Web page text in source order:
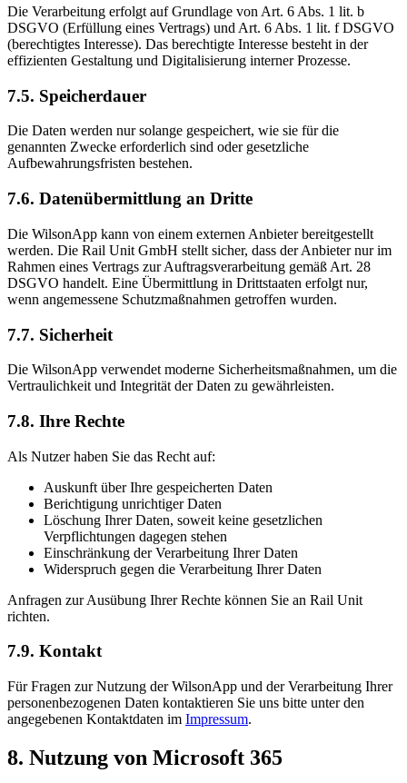
Die Verarbeitung erfolgt auf Grundlage von Art. 6 Abs. 1 lit. b
DSGVO (Erfüllung eines Vertrags) und Art. 6 Abs. 1 lit. f DSGVO
(berechtigtes Interesse). Das berechtigte Interesse besteht in der
effizienten Gestaltung und Digitalisierung interner Prozesse.
7.5. Speicherdauer
Die Daten werden nur solange gespeichert, wie sie für die
genannten Zwecke erforderlich sind oder gesetzliche
Aufbewahrungsfristen bestehen.
7.6. Datenübermittlung an Dritte
Die WilsonApp kann von einem externen Anbieter bereitgestellt
werden. Die Rail Unit GmbH stellt sicher, dass der Anbieter nur im
Rahmen eines Vertrags zur Auftragsverarbeitung gemäß Art. 28
DSGVO handelt. Eine Übermittlung in Drittstaaten erfolgt nur,
wenn angemessene Schutzmaßnahmen getroffen wurden.
7.7. Sicherheit
Die WilsonApp verwendet moderne Sicherheitsmaßnahmen, um die
Vertraulichkeit und Integrität der Daten zu gewährleisten.
7.8. Ihre Rechte
Als Nutzer haben Sie das Recht auf:
Auskunft über Ihre gespeicherten Daten
Berichtigung unrichtiger Daten
Löschung Ihrer Daten, soweit keine gesetzlichen
Verpflichtungen dagegen stehen
Einschränkung der Verarbeitung Ihrer Daten
Widerspruch gegen die Verarbeitung Ihrer Daten
Anfragen zur Ausübung Ihrer Rechte können Sie an Rail Unit
richten.
7.9. Kontakt
Für Fragen zur Nutzung der WilsonApp und der Verarbeitung Ihrer
personenbezogenen Daten kontaktieren Sie uns bitte unter den
angegebenen Kontaktdaten im Impressum.
8. Nutzung von Microsoft 365